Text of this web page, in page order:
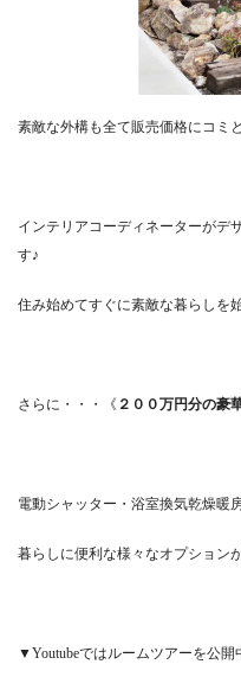
素敵な外構も全て販売価格にコミ
インテリアコーディネーターがデ
す♪
住み始めてすぐに素敵な暮らしを
さらに・・・《 ２００万円分の豪
電動シャッター・浴室換気乾燥暖
暮らしに便利な様々なオプション
▼Youtubeではルームツアーを公開